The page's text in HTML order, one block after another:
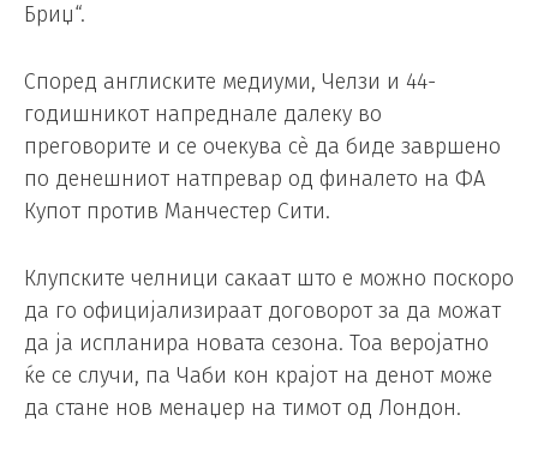
Бриџ“.
Според англиските медиуми, Челзи и 44-
годишникот напреднале далеку во
преговорите и се очекува сè да биде завршено
по денешниот натпревар од финалето на ФА
Купот против Манчестер Сити.
Клупските челници сакаат што е можно поскоро
да го официјализираат договорот за да можат
да ја испланира новата сезона. Тоа веројатно
ќе се случи, па Чаби кон крајот на денот може
да стане нов менаџер на тимот од Лондон.